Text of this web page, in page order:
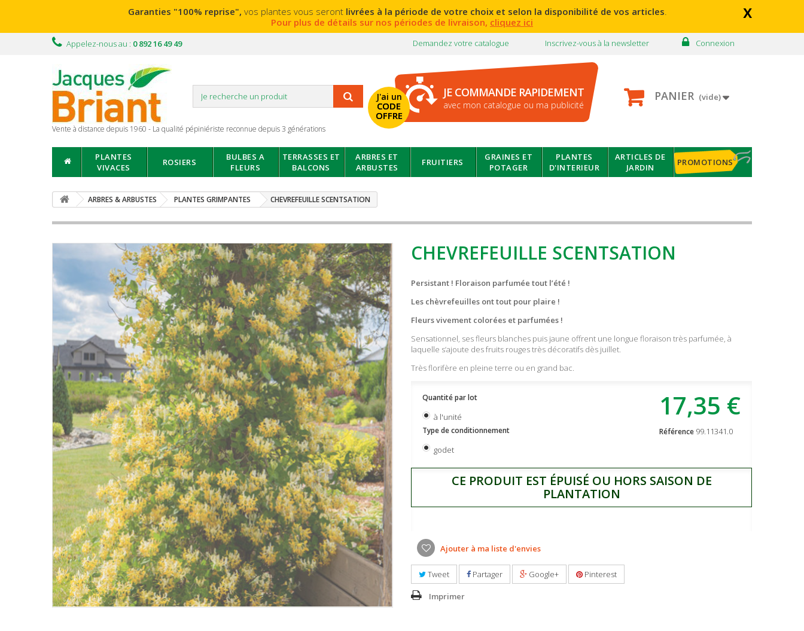
x
Garanties "100% reprise", vos plantes vous seront livrées à la période de votre choix et selon la disponibilité de vos articles.
Pour plus de détails sur nos périodes de livraison, cliquez ici
Connexion
Inscrivez-vous à la newsletter
Demandez votre catalogue
Appelez-nous au : 0 892 16 49 49
Vente à distance depuis 1960 - La qualité pépiniériste reconnue depuis 3 générations
J'ai un
CODE
OFFRE
JE COMMANDE RAPIDEMENT
avec mon catalogue ou ma publicité
PANIER (vide)
PLANTES
VIVACES
ROSIERS
BULBES A
FLEURS
TERRASSES ET
BALCONS
ARBRES ET
ARBUSTES
FRUITIERS
GRAINES ET
POTAGER
PLANTES
D'INTERIEUR
ARTICLES DE
JARDIN
PROMOTIONS
ARBRES & ARBUSTES PLANTES GRIMPANTES CHEVREFEUILLE SCENTSATION
CHEVREFEUILLE SCENTSATION
Persistant ! Floraison parfumée tout l’été !
Les chèvrefeuilles ont tout pour plaire !
Fleurs vivement colorées et parfumées !
Sensationnel, ses fleurs blanches puis jaune offrent une longue floraison très parfumée, à
laquelle s’ajoute des fruits rouges très décoratifs dès juillet.
Très florifère en pleine terre ou en grand bac.
17,35 €
Référence 99.11341.0
Quantité par lot
à l'unité
Type de conditionnement
godet
CE PRODUIT EST ÉPUISÉ OU HORS SAISON DE
PLANTATION
Ajouter à ma liste d'envies
Tweet Partager Google+ Pinterest
Imprimer